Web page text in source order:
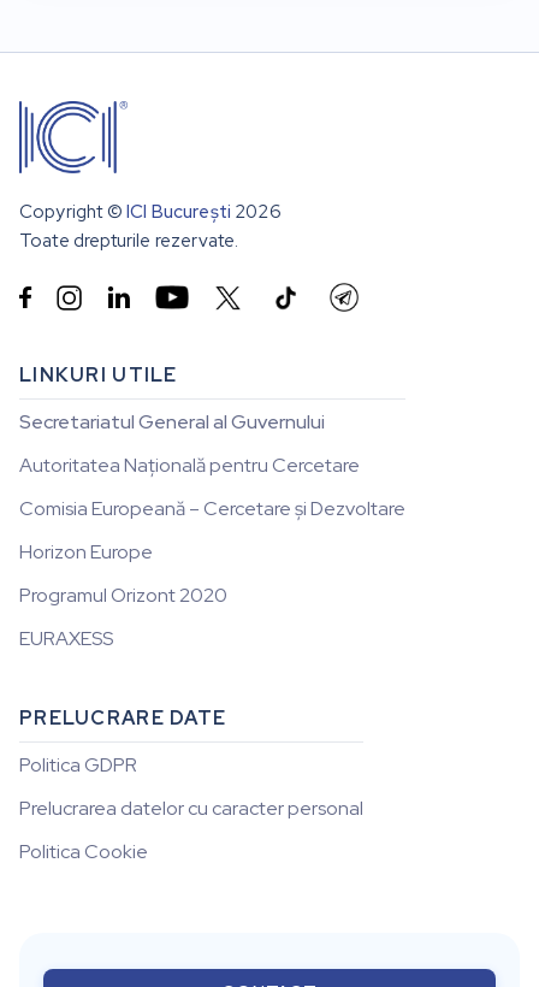
Copyright © ICI București 2026
Toate drepturile rezervate.
 
LINKURI UTILE
Secretariatul General al Guvernului
Autoritatea Națională pentru Cercetare
Comisia Europeană – Cercetare și Dezvoltare
Horizon Europe
Programul Orizont 2020
EURAXESS
PRELUCRARE DATE
Politica GDPR
Prelucrarea datelor cu caracter personal
Politica Cookie